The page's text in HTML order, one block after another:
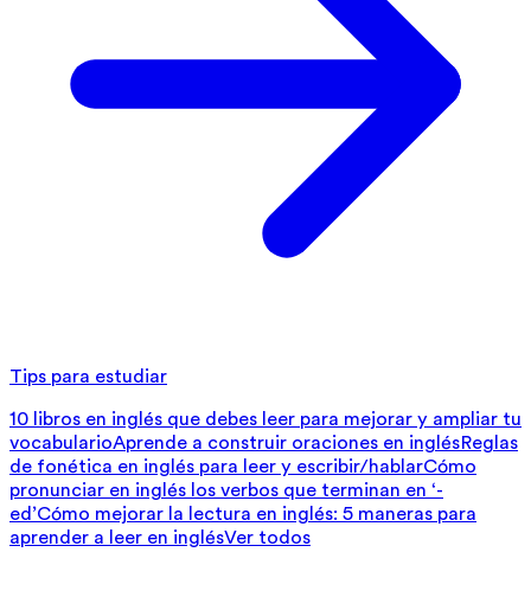
Tips para estudiar
10 libros en inglés que debes leer para mejorar y ampliar tu
vocabularioAprende a construir oraciones en inglésReglas
de fonética en inglés para leer y escribir/hablarCómo
pronunciar en inglés los verbos que terminan en ‘-
ed’Cómo mejorar la lectura en inglés: 5 maneras para
aprender a leer en inglésVer todos